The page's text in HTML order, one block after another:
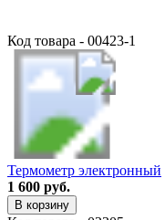
Код товара - 00423-1
Термометр электронный
1 600 руб.
В корзину